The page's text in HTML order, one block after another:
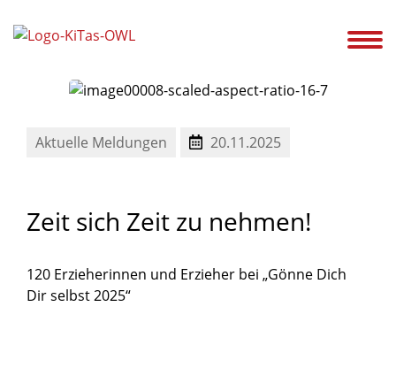
Aktuelles
Aktuelle Meldungen 20.11.2025
Zeit sich Zeit zu nehmen!
120 Erzieherinnen und Erzieher bei „Gönne Dich
Dir selbst 2025“